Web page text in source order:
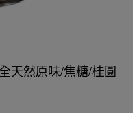
天然原味/焦糖/桂圓